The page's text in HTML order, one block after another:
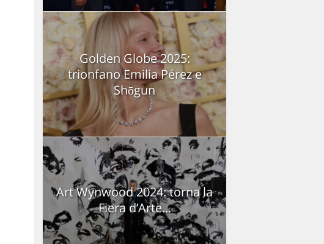
Golden Globe 2025:
trionfano Emilia Pérez e
Shōgun
Art Wynwood 2024: torna la
Fiera d’Arte...